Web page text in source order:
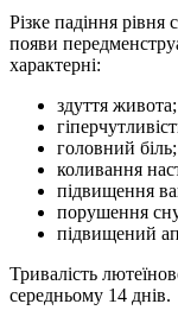
Різке падіння
появи
характерні:
здуття живота;
головний біль;
коливання
підвищення
порушення
підвищений
Тривалість
середньому 14 днів.